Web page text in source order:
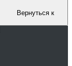
Вернуться к